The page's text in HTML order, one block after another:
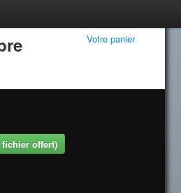
Votre panier
fichier offert)